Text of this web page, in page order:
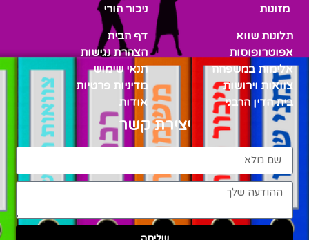
מזונות
ניכור הורי
תלונות שווא
אפוטרופוסות
אלימות במשפחה
צוואות וירושות
בית הדין הרבני
דף הבית
הצהרת נגישות
תנאי שימוש
מדיניות פרטיות
אודות
יצירת קשר